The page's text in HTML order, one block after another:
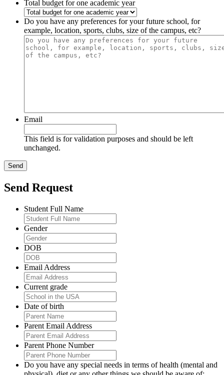
Total budget for one academic year
Do you have any preferences for your future school, for
example, location, sports, clubs, size of the campus, etc?
Email
This field is for validation purposes and should be left
unchanged.
Send Request
Student Full Name
Gender
DOB
Email Address
Current grade
Date of birth
Parent Email Address
Parent Phone Number
Do you have any special needs in terms of health (mental and